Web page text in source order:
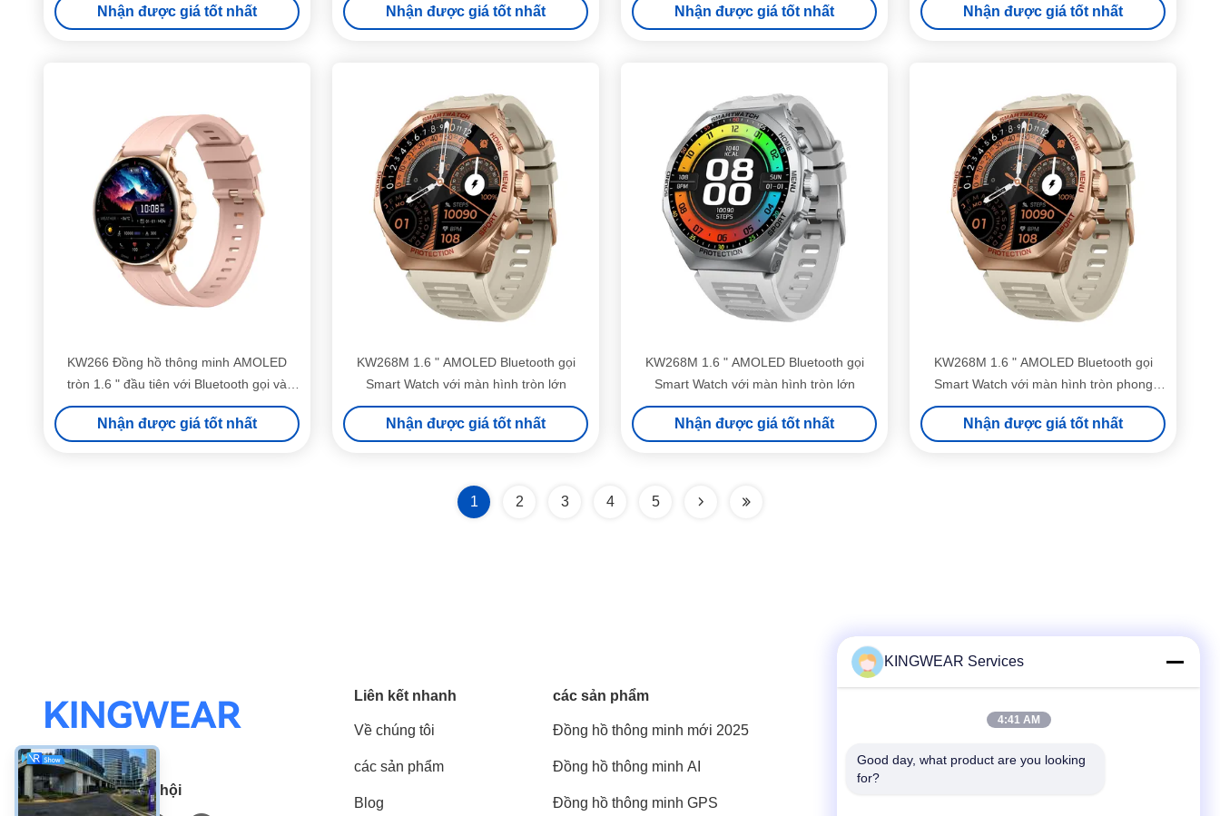
Nhận được giá tốt nhất Nhận được giá tốt nhất Nhận được giá tốt nhất
Bluetooth Calling
Nhận được giá tốt nhất
KW266 Đồng hồ thông minh AMOLED
tròn 1.6 " đầu tiên với Bluetooth gọi và
cảm biến tiên tiến trong lớp của nó
Nhận được giá tốt nhất
KW268M 1.6 " AMOLED Bluetooth gọi
Smart Watch với màn hình tròn lớn
Nhận được giá tốt nhất
KW268M 1.6 " AMOLED Bluetooth gọi
Smart Watch với màn hình tròn lớn
Nhận được giá tốt nhất
KW268M 1.6 " AMOLED Bluetooth gọi
Smart Watch với màn hình tròn phong
cách
Nhận được giá tốt nhất
1 2 3 4 5
Truyền thông xã hội
Liên kết nhanh
Về chúng tôi
các sản phẩm
Blog
các sản phẩm
Đồng hồ thông minh mới 2025
Đồng hồ thông minh AI
Đồng hồ thông minh GPS
86-0755-2357-6886
KINGWEAR Services
4:41 AM
Good day, what product are you looking
for?